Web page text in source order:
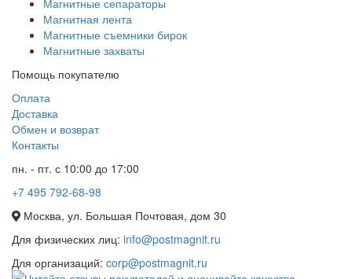
Магнитные сепараторы
Магнитная лента
Магнитные съемники бирок
Магнитные захваты
Помощь покупателю
Оплата
Доставка
Обмен и возврат
Контакты
пн. - пт. с 10:00 до 17:00
+7 495 792-68-98
Москва, ул. Большая Почтовая, дом 30
Для физических лиц: info@postmagnit.ru
Для организаций: corp@postmagnit.ru